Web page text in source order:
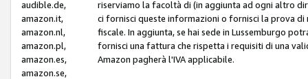
audible.de,
amazon.it,
amazon.nl,
amazon.pl,
amazon.es,
amazon.se,
riserviamo la facoltà di (in aggiunta ad ogni altro
ci fornisci queste informazioni o fornisci la prova
fiscale. In aggiunta, se hai sede in Lussemburgo
fornisci una fattura che rispetta i requisiti di una
Amazon pagherà l'IVA applicabile.